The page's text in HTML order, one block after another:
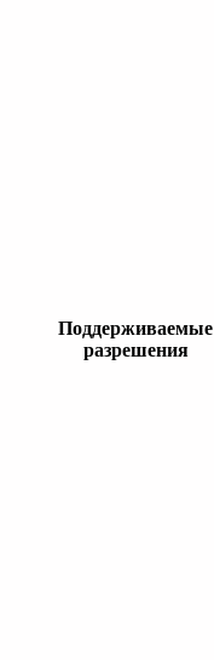
Поддерживаемые
разрешения